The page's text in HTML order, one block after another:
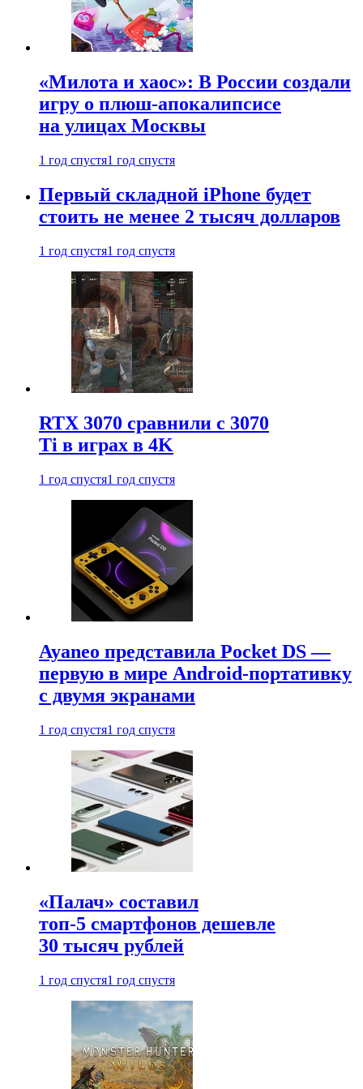
«Милота и хаос»: В России создали
игру о плюш-апокалипсисе
на улицах Москвы
1 год спустя1 год спустя
Первый складной iPhone будет
стоить не менее 2 тысяч долларов
1 год спустя1 год спустя
RTX 3070 сравнили с 3070
Ti в играх в 4K
1 год спустя1 год спустя
Ayaneo представила Pocket DS —
первую в мире Android-портативку
с двумя экранами
1 год спустя1 год спустя
«Палач» составил
топ-5 смартфонов дешевле
30 тысяч рублей
1 год спустя1 год спустя